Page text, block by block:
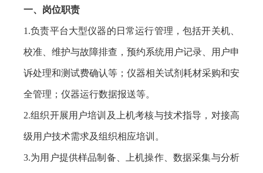
一、岗位职责
1.负责平台大型仪器的日常运行管理，包括开关机、
校准、维护与故障排查，预约系统用户记录、用户申
诉处理和测试费确认等；仪器相关试剂耗材采购和安
全管理；仪器运行数据报送等。
2.组织开展用户培训及上机考核与技术指导，对接高
级用户技术需求及组织相应培训。
3.为用户提供样品制备、上机操作、数据采集与分析